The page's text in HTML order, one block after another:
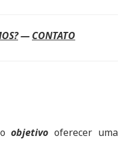
— CONTATO
objetivo oferecer uma